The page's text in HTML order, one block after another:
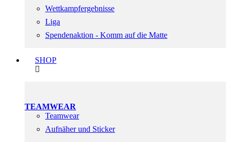
Wettkampfergebnisse
Liga
Spendenaktion - Komm auf die Matte
SHOP
TEAMWEAR
Teamwear
Aufnäher und Sticker